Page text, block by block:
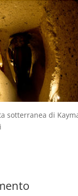
sotterranea di